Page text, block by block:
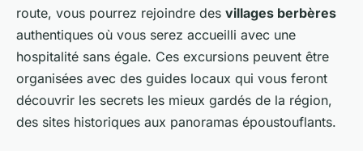
route, vous pourrez rejoindre des villages berbères
authentiques où vous serez accueilli avec une
hospitalité sans égale. Ces excursions peuvent être
organisées avec des guides locaux qui vous feront
découvrir les secrets les mieux gardés de la région,
des sites historiques aux panoramas époustouflants.